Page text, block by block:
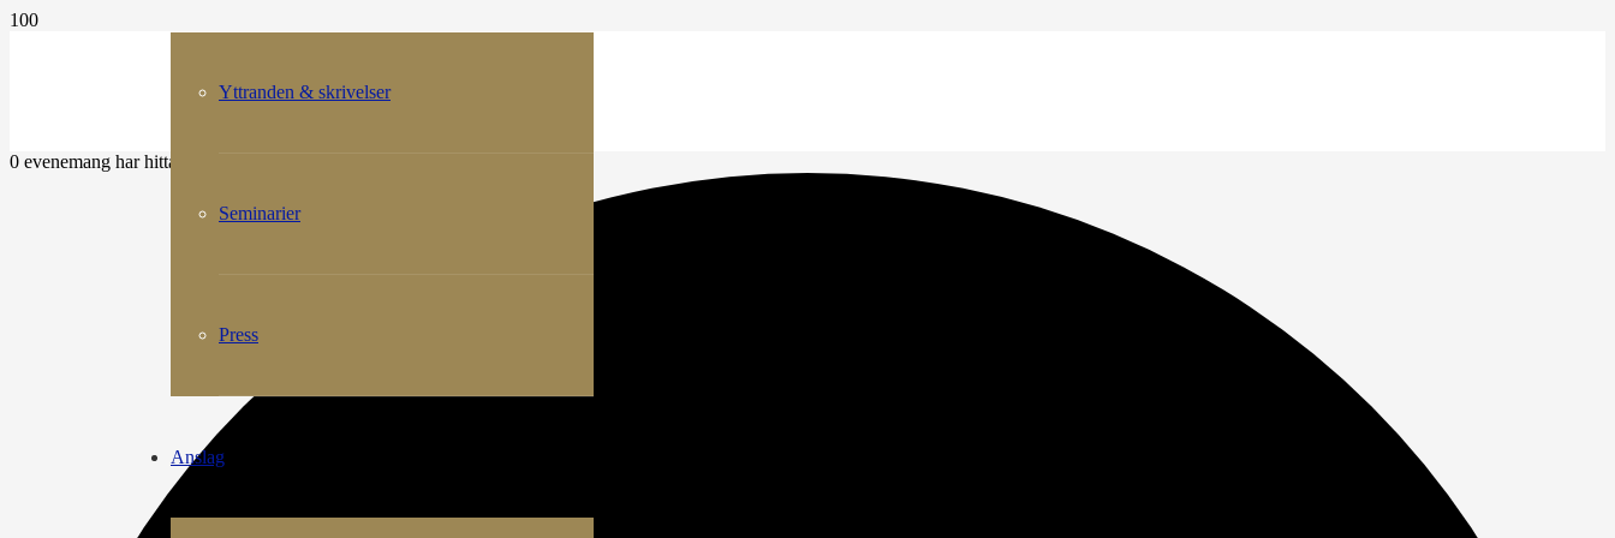
Yttranden & skrivelser
Seminarier
Press
Anslag
0 evenemang har hittats.